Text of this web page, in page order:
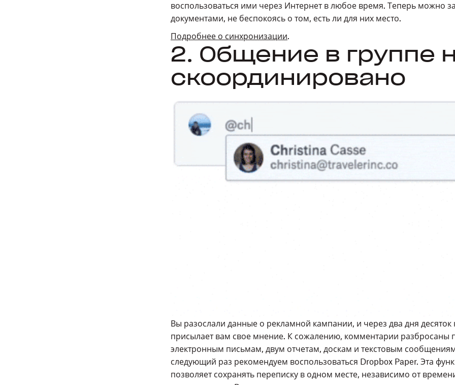
воспользоваться ими через Интернет в любое время. Теперь можно
документами, не беспокоясь о том, есть ли для них место.
Подробнее о синхронизации.
2. Общение в группе
скоординировано
Вы разослали данные о рекламной кампании, и через два дня десяток
присылает вам свое мнение. К сожалению, комментарии разбросаны
электронным письмам, двум отчетам, доскам и текстовым
следующий раз рекомендуем воспользоваться Dropbox Paper. Эта
позволяет сохранять переписку в одном месте, независимо от